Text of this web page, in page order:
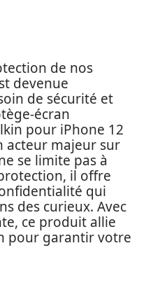
de nos
devenue
de sécurité et
écran
pour iPhone 12
acteur majeur sur
se limite pas à
il offre
qui
des curieux. Avec
ce produit allie
pour garantir votre